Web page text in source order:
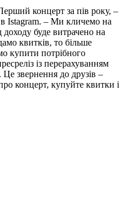
концерт за пів року, –
в Istagram. – Ми кличемо на
доходу буде витрачено на
квитків, то більше
купити потрібного
із перерахуванням
Це звернення до друзів –
концерт, купуйте квитки і